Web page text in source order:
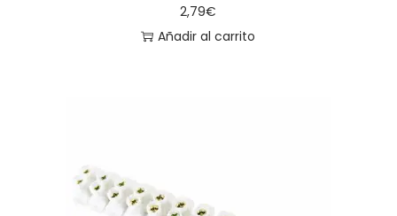
2,79€
Añadir al carrito